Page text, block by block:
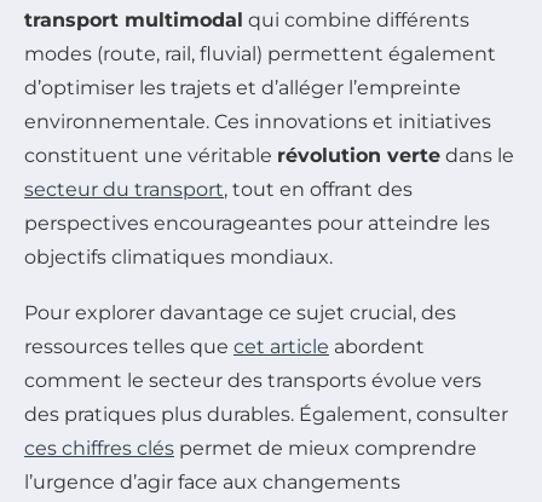
transport multimodal qui combine différents
modes (route, rail, fluvial) permettent également
d’optimiser les trajets et d’alléger l’empreinte
environnementale. Ces innovations et initiatives
constituent une véritable révolution verte dans le
secteur du transport, tout en offrant des
perspectives encourageantes pour atteindre les
objectifs climatiques mondiaux.
Pour explorer davantage ce sujet crucial, des
ressources telles que cet article abordent
comment le secteur des transports évolue vers
des pratiques plus durables. Également, consulter
ces chiffres clés permet de mieux comprendre
l’urgence d’agir face aux changements